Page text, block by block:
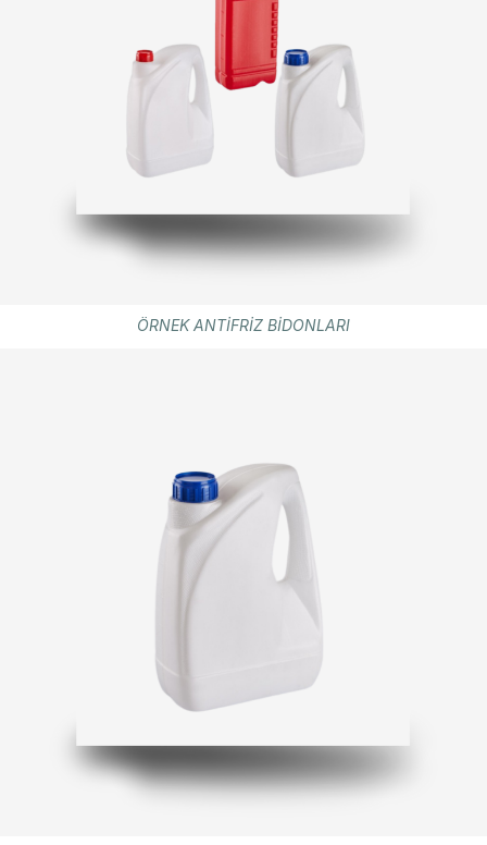
ÖRNEK ANTİFRİZ BİDONLARI